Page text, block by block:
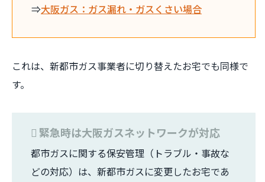
⇒大阪ガス：ガス漏れ・ガスくさい場合
これは、新都市ガス事業者に切り替えたお宅でも同様で
す。
緊急時は大阪ガスネットワークが対応
都市ガスに関する保安管理（トラブル・事故な
どの対応）は、新都市ガスに変更したお宅であ